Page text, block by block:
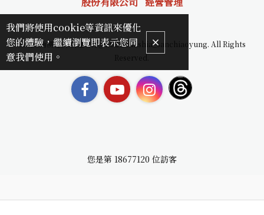
三峽三角湧老街 版權所有＠2022 sanshia_sanchiaoyung. All Rights
Reserved.
您是第 18677120 位訪客
我們將使用cookie等資訊來優化
您的體驗，繼續瀏覽即表示您同
意我們使用。